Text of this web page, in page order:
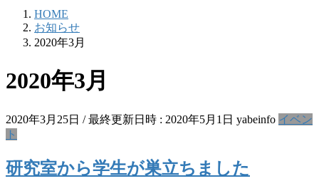
HOME
お知らせ
2020年3月
2020年3月
2020年3月25日 / 最終更新日時 : 2020年5月1日 yabeinfo イベン
ト
研究室から学生が巣立ちました